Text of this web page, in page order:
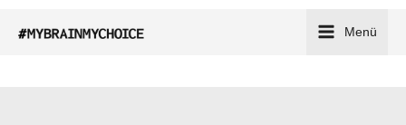
Inhalt
Menü